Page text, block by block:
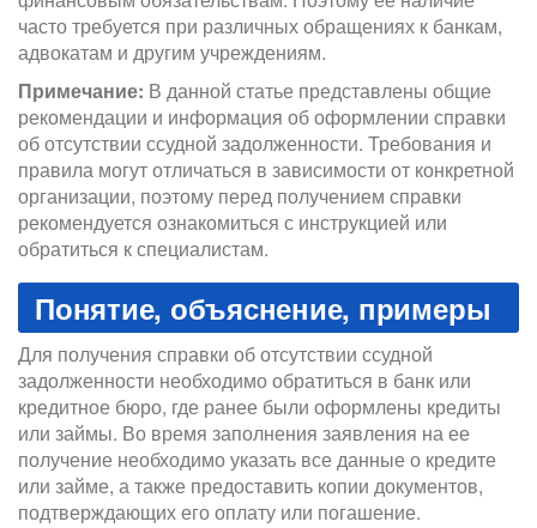
часто требуется при различных обращениях к банкам,
адвокатам и другим учреждениям.
Примечание: В данной статье представлены общие
рекомендации и информация об оформлении справки
об отсутствии ссудной задолженности. Требования и
правила могут отличаться в зависимости от конкретной
организации, поэтому перед получением справки
рекомендуется ознакомиться с инструкцией или
обратиться к специалистам.
Понятие, объяснение, примеры
Для получения справки об отсутствии ссудной
задолженности необходимо обратиться в банк или
кредитное бюро, где ранее были оформлены кредиты
или займы. Во время заполнения заявления на ее
получение необходимо указать все данные о кредите
или займе, а также предоставить копии документов,
подтверждающих его оплату или погашение.